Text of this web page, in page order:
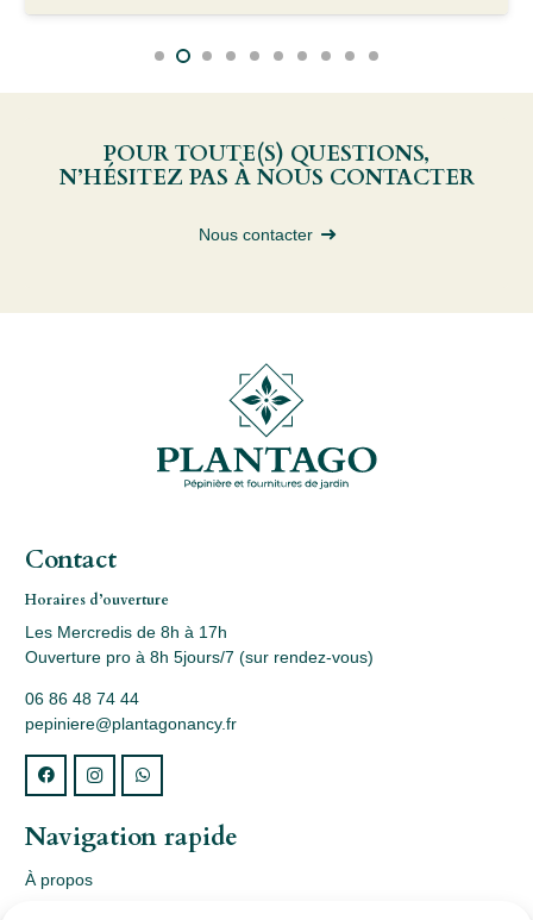
POUR TOUTE(S) QUESTIONS,
N’HÉSITEZ PAS À NOUS CONTACTER
Nous contacter
Contact
Horaires d’ouverture
Les Mercredis de 8h à 17h
Ouverture pro à 8h 5jours/7 (sur rendez-vous)
06 86 48 74 44
pepiniere@plantagonancy.fr
Navigation rapide
À propos